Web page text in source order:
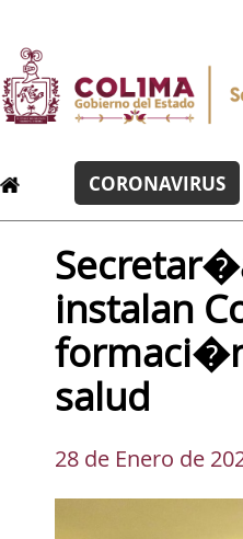
CORONAVIRUS
instalan
salud
28 de Enero de